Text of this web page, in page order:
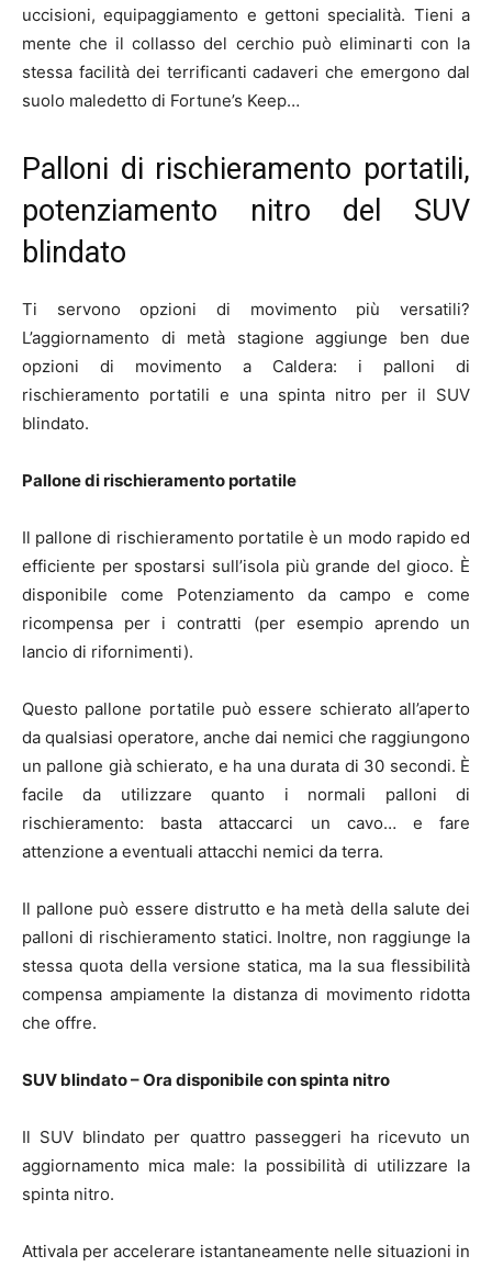
uccisioni, equipaggiamento e gettoni specialità. Tieni a
mente che il collasso del cerchio può eliminarti con la
stessa facilità dei terrificanti cadaveri che emergono dal
suolo maledetto di Fortune’s Keep…
Palloni di rischieramento portatili,
potenziamento nitro del SUV
blindato
Ti servono opzioni di movimento più versatili?
L’aggiornamento di metà stagione aggiunge ben due
opzioni di movimento a Caldera: i palloni di
rischieramento portatili e una spinta nitro per il SUV
blindato.
Pallone di rischieramento portatile
Il pallone di rischieramento portatile è un modo rapido ed
efficiente per spostarsi sull’isola più grande del gioco. È
disponibile come Potenziamento da campo e come
ricompensa per i contratti (per esempio aprendo un
lancio di rifornimenti).
Questo pallone portatile può essere schierato all’aperto
da qualsiasi operatore, anche dai nemici che raggiungono
un pallone già schierato, e ha una durata di 30 secondi. È
facile da utilizzare quanto i normali palloni di
rischieramento: basta attaccarci un cavo… e fare
attenzione a eventuali attacchi nemici da terra.
Il pallone può essere distrutto e ha metà della salute dei
palloni di rischieramento statici. Inoltre, non raggiunge la
stessa quota della versione statica, ma la sua flessibilità
compensa ampiamente la distanza di movimento ridotta
che offre.
SUV blindato – Ora disponibile con spinta nitro
Il SUV blindato per quattro passeggeri ha ricevuto un
aggiornamento mica male: la possibilità di utilizzare la
spinta nitro.
Attivala per accelerare istantaneamente nelle situazioni in